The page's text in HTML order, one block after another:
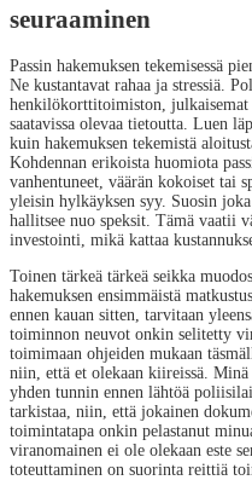
seuraaminen
Passin hakemuksen tekemisessä
Ne kustantavat rahaa ja stressiä.
henkilökorttitoimiston, julkaisemat
saatavissa olevaa tietoutta. Luen
kuin hakemuksen tekemistä
Kohdennan erikoista huomiota
vanhentuneet, väärän kokoiset tai
yleisin hylkäyksen syy. Suosin
hallitsee nuo speksit. Tämä vaatii
investointi, mikä kattaa
Toinen tärkeä tärkeä seikka
hakemuksen ensimmäistä
ennen kauan sitten, tarvitaan
toiminnon neuvot onkin selitetty
toimimaan ohjeiden mukaan
niin, että et olekaan kiireissä.
yhden tunnin ennen lähtöä
tarkistaa, niin, että jokainen
toimintatapa onkin pelastanut
viranomainen ei ole olekaan este
toteuttaminen on suorinta reittiä